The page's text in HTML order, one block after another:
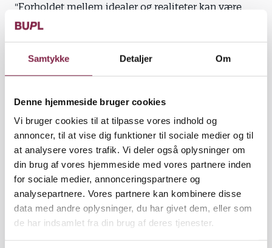
Samtykke Detaljer Om
Denne hjemmeside bruger cookies
Vi bruger cookies til at tilpasse vores indhold og
annoncer, til at vise dig funktioner til sociale medier og til
at analysere vores trafik. Vi deler også oplysninger om
din brug af vores hjemmeside med vores partnere inden
for sociale medier, annonceringspartnere og
analysepartnere. Vores partnere kan kombinere disse
data med andre oplysninger, du har givet dem, eller som
de har indsamlet fra din brug af deres tjenester.
"Forholdet mellem idealer og realiteter kan være
dynamisk på den måde, at idealer kan være vigtige
man gør noget godt for børn. Når man betyder
noget i deres liv," siger Peter Clausen og refererer et
om at opleve lykkelige øjeblikke, når hun hjælper
omsorgssvigtede børn. Hun fortalte:
"At hjælpe et andet menneske, der har oplevet den
totale ydmygelse, og som takket være din hjælp ser
lyset frem for mørket, er så givende, at det er svært
at beskrive. Det er det største øjeblik af lykke i mit
liv. Tænk at kunne gøre så stor en forskel for et
andet menneske."